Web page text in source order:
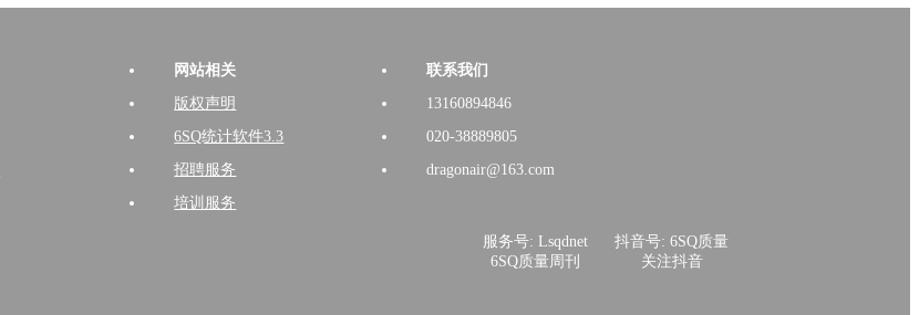
网站相关
版权声明
6SQ统计软件3.3
招聘服务
培训服务
联系我们
13160894846
020-38889805
dragonair@163.com
服务号: Lsqdnet
6SQ质量周刊
抖音号: 6SQ质量
关注抖音